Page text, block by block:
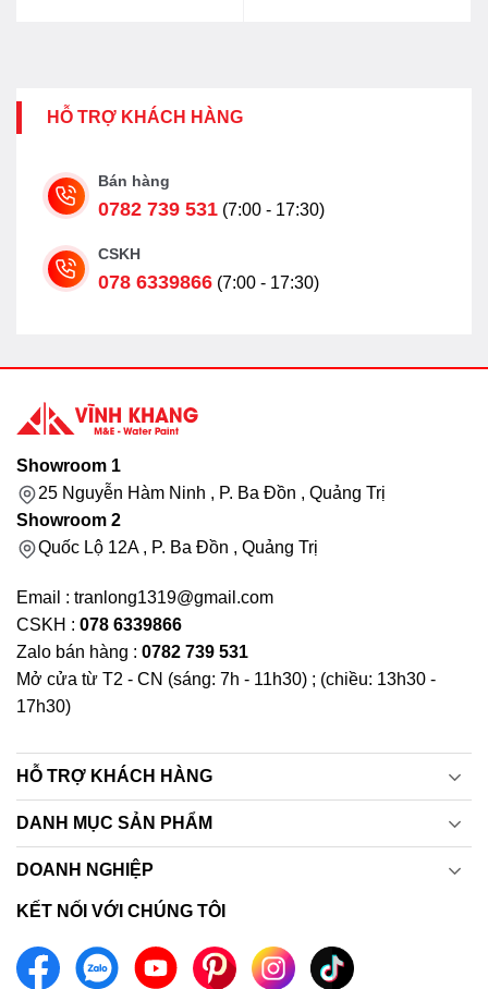
HỖ TRỢ KHÁCH HÀNG
Bán hàng
0782 739 531 (7:00 - 17:30)
CSKH
078 6339866 (7:00 - 17:30)
Showroom 1
25 Nguyễn Hàm Ninh , P. Ba Đồn , Quảng Trị
Showroom 2
Quốc Lộ 12A , P. Ba Đồn , Quảng Trị
Email : tranlong1319@gmail.com
CSKH : 078 6339866
Zalo bán hàng : 0782 739 531
Mở cửa từ T2 - CN (sáng: 7h - 11h30) ; (chiều: 13h30 -
17h30)
HỖ TRỢ KHÁCH HÀNG
DANH MỤC SẢN PHẨM
DOANH NGHIỆP
KẾT NỐI VỚI CHÚNG TÔI